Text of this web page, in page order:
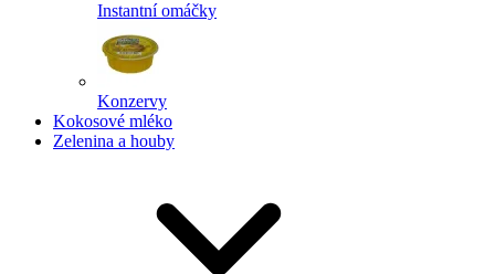
Instantní omáčky
Konzervy
Kokosové mléko
Zelenina a houby